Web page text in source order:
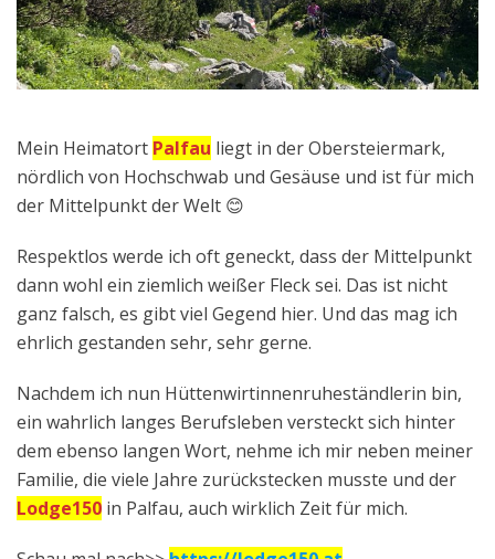
Mein Heimatort Palfau liegt in der Obersteiermark,
nördlich von Hochschwab und Gesäuse und ist für mich
der Mittelpunkt der Welt 😊
Respektlos werde ich oft geneckt, dass der Mittelpunkt
dann wohl ein ziemlich weißer Fleck sei. Das ist nicht
ganz falsch, es gibt viel Gegend hier. Und das mag ich
ehrlich gestanden sehr, sehr gerne.
Nachdem ich nun Hüttenwirtinnenruheständlerin bin,
ein wahrlich langes Berufsleben versteckt sich hinter
dem ebenso langen Wort, nehme ich mir neben meiner
Familie, die viele Jahre zurückstecken musste und der
Lodge150 in Palfau, auch wirklich Zeit für mich.